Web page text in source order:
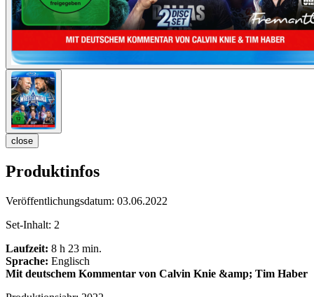
close
Produktinfos
Veröffentlichungsdatum: 03.06.2022
Set-Inhalt: 2
Laufzeit: 8 h 23 min.
Sprache: Englisch
Mit deutschem Kommentar von Calvin Knie &amp; Tim Haber